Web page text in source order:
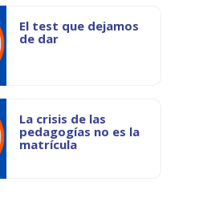
El test que dejamos
de dar
La crisis de las
pedagogías no es la
matrícula